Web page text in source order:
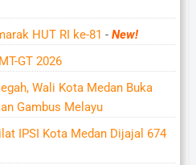
HUT RI ke-81 - New!
GT 2026
Wali Kota Medan Buka
Gambus Melayu
IPSI Kota Medan Dijajal 674